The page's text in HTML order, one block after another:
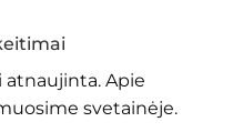
Apie
svetainėje.